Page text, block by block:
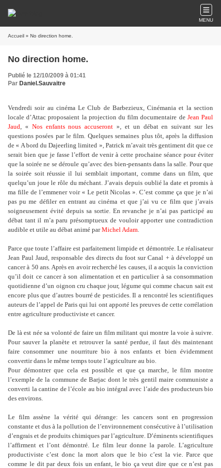
MENU
Accueil » No direction home.
No direction home.
Publié le 12/10/2009 à 01:41
Par Daniel.Sauvaitre
Vendredi soir au cinéma Le Club de Barbezieux, Cinémania et la section
locale d’Attac proposaient la projection du film documentaire de Jean Paul
Jaud, « Nos enfants nous accuseront », et un débat en suivant sur les
questions posées par le film. Quelques semaines plus tôt, après la diffusion
de « A bord du Dajeerling limited », Patrick m’avait très gentiment dit que ce
serait bien que je fasse l’effort de venir à cette prochaine séance pour éviter
que la soirée ne se déroule qu’avec des bien-pensants dans la salle. Pour que
la soirée soit réussie il lui semblait important, comme dans un film, que
quelqu’un joue le rôle du méchant. J’avais depuis oublié la date et promis à
ma fille de l’emmener voir « Le petit Nicolas ». C’est comme ça que je n’ai
pas pu me défiler en entrant au cinéma et que j’ai vu ce film que j’avais
soigneusement évité depuis sa sortie. En revanche je n’ai pas participé au
débat tant il m’a paru présomptueux de vouloir apporter une contradiction
audible et utile au débat animé parMichel Adam.
Parce que toute l’affaire est parfaitement limpide et démontrée. Le réalisateur
Jean Paul Jaud, responsable des directs du foot sur Canal + à développé un
cancer à 50 ans. Après en avoir recherché les causes, il a acquis la conviction
qu’il doit ce cancer à son alimentation et en particulier à sa consommation
quotidienne d’un oignon cru chaque jour, légume qui comme chacun sait est
encore plus que d’autres bourré de pesticides. Il a rencontré les scientifiques
auteurs de l’appel de Paris qui lui ont apporté les preuves de cette corrélation
entre agriculture productiviste et cancer.
De là est née sa volonté de faire un film militant qui montre la voie à suivre.
Pour sauver la planète et retrouver la santé perdue, il faut dès maintenant
faire consommer une nourriture bio à nos enfants et bien évidemment
convertir dans le même temps toute l’agriculture au bio.
Pour démontrer que cela est possible et que ça marche, le film montre
l’exemple de la commune de Barjac dont le très gentil maire communiste a
converti la cantine de l’école au bio intégral avec l’aide des producteurs bio
des environs.
Le film assène la vérité qui dérange: les cancers sont en progression
constante et dus à la pollution de l’environnement consécutive à l’utilisation
d’engrais et de produits chimiques par l’agriculture. D’éminents scientifiques
l’affirment et l’ont démontré. Le film leur donne la parole. L’agriculture
productiviste c’est donc la mort alors que le bio c’est la vie. Parce que
comme le dit par deux fois un enfant, le bio ça veut dire que ce n’est pas